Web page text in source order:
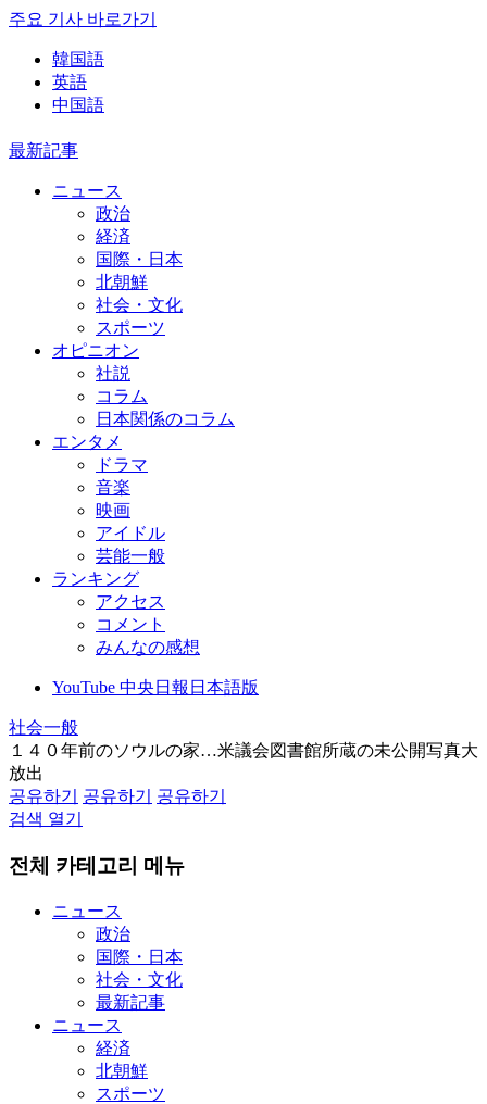
주요 기사 바로가기
韓国語
英語
中国語
最新記事
ニュース
政治
経済
国際・日本
北朝鮮
社会・文化
スポーツ
オピニオン
社説
コラム
日本関係のコラム
エンタメ
ドラマ
音楽
映画
アイドル
芸能一般
ランキング
アクセス
コメント
みんなの感想
YouTube 中央日報日本語版
社会一般
１４０年前のソウルの家…米議会図書館所蔵の未公開写真大
放出
공유하기
공유하기
공유하기
검색 열기
전체 카테고리 메뉴
ニュース
政治
国際・日本
社会・文化
最新記事
ニュース
経済
北朝鮮
スポーツ